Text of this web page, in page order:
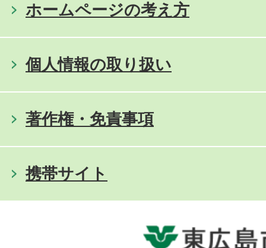
ホームページの考え方
個人情報の取り扱い
著作権・免責事項
携帯サイト